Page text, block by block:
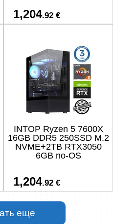
1,204.92 €
INTOP Ryzen 5 7600X
16GB DDR5 250SSD M.2
NVME+2TB RTX3050
6GB no-OS
1,204.92 €